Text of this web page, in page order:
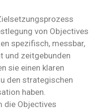
von Objectives
spezifisch, messbar,
und zeitgebunden
sie einen klaren
den strategischen
haben.
die Objectives